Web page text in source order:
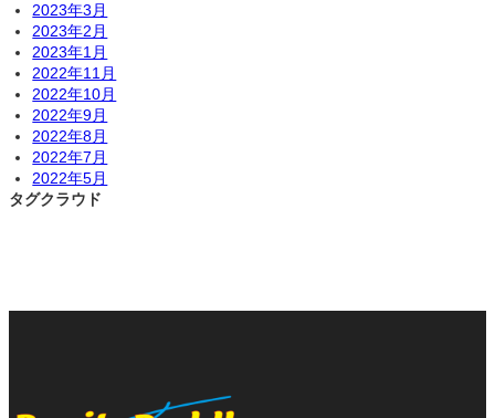
2023年3月
2023年2月
2023年1月
2022年11月
2022年10月
2022年9月
2022年8月
2022年7月
2022年5月
タグクラウド